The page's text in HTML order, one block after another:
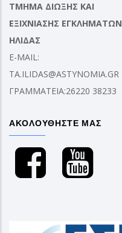
ΤΜΗΜΑ ΔΙΩΞΗΣ ΚΑΙ
ΕΞΙΧΝΙΑΣΗΣ ΕΓΚΛΗΜΑΤΩΝ
ΗΛΙΔΑΣ
E-MAIL:
TA.ILIDAS@ASTYNOMIA.GR
ΓΡΑΜΜΑΤΕΙΑ:26220 38233
ΑΚΟΛΟΥΘΗΣΤΕ ΜΑΣ